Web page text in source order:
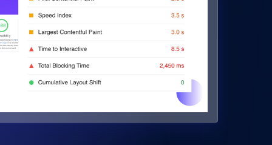
Überwachen Sie die Geschwindigkeit und Funktionalität